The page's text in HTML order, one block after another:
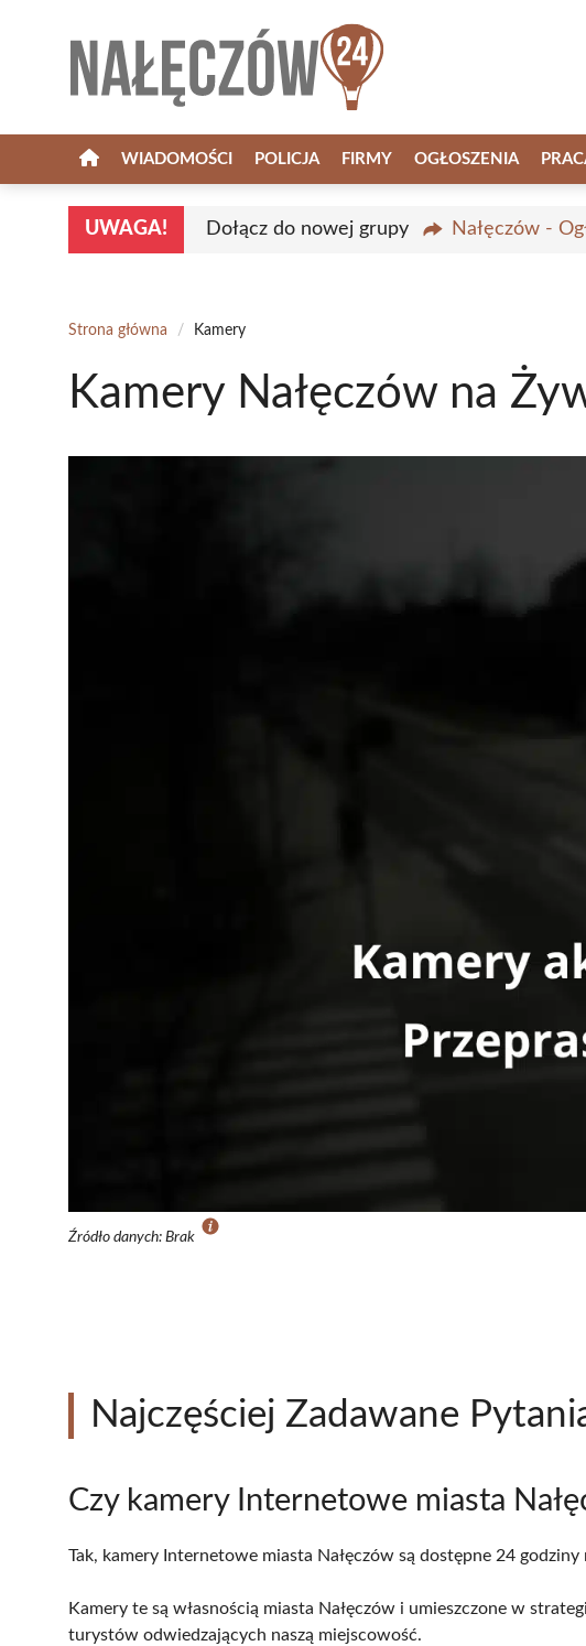
WIADOMOŚCI POLICJA FIRMY OGŁOSZENIA
UWAGA! Dołącz do nowej grupy Nałęczów -
Strona główna / Kamery
Kamery Nałęczów na
Źródło danych: Brak
Najczęściej Zadawane
Czy kamery Internetowe miasta
Tak, kamery Internetowe miasta Nałęczów są dostępne 24
Kamery te są własnością miasta Nałęczów i umieszczone w
turystów odwiedzających naszą miejscowość.